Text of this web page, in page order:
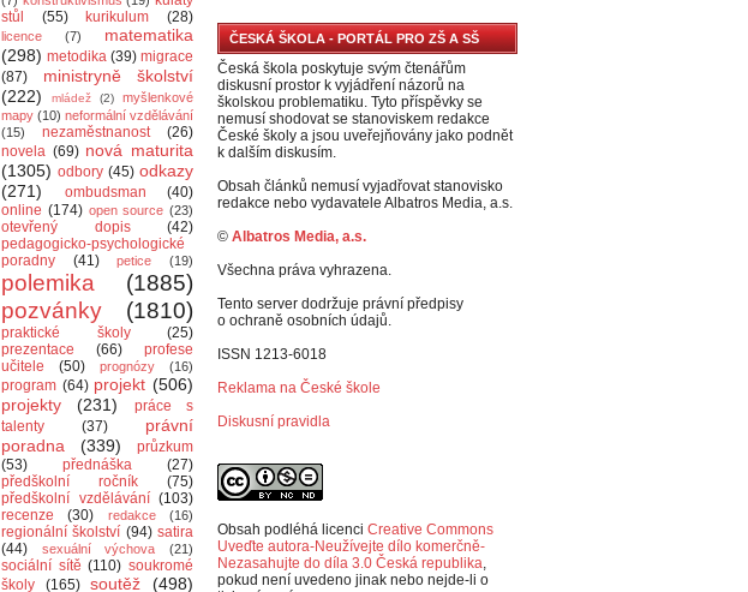
stůl
(55) kurikulum (28)
licence (7)
matematika
(298) metodika (39) migrace
(87)
ministryně školství
(222)
mládež (2)
myšlenkové
mapy (10) neformální vzdělávání
(15)
nezaměstnanost
(26)
novela (69) nová maturita
(1305) odbory (45) odkazy
(271)
ombudsman
(40)
online (174) open source (23)
otevřený dopis
(42)
pedagogicko-psychologické
poradny
(41) petice (19)
polemika
(1885)
pozvánky
(1810)
praktické školy
(25)
prezentace
(66)
profese
učitele
(50) prognózy (16)
program (64) projekt (506)
projekty
(231)
práce s
talenty
(37)
právní
poradna
(339)
průzkum
(53)
přednáška
(27)
předškolní ročník
(75)
předškolní vzdělávání (103)
recenze
(30) redakce (16)
regionální školství (94) satira
(44)
sexuální výchova (21)
sociální sítě (110) soukromé
školy
(165) soutěž (498)
ČESKÁ ŠKOLA - PORTÁL PRO ZŠ A SŠ
Česká škola poskytuje svým čtenářům
diskusní prostor k vyjádření názorů na
školskou problematiku. Tyto příspěvky se
nemusí shodovat se stanoviskem redakce
České školy a jsou uveřejňovány jako podnět
k dalším diskusím.
Obsah článků nemusí vyjadřovat stanovisko
redakce nebo vydavatele Albatros Media, a.s.
© Albatros Media, a.s.
Všechna práva vyhrazena.
Tento server dodržuje právní předpisy
o ochraně osobních údajů.
ISSN 1213-6018
Reklama na České škole
Diskusní pravidla
Obsah podléhá licenci Creative Commons
Uveďte autora-Neužívejte dílo komerčně-
Nezasahujte do díla 3.0 Česká republika
pokud není uvedeno jinak nebo nejde-li o